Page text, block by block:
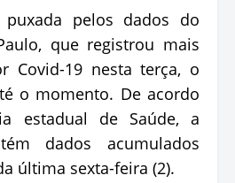
pelos dados do
que registrou mais
Covid-19 nesta terça, o
o momento. De acordo
estadual de Saúde, a
dados acumulados
última sexta-feira (2).